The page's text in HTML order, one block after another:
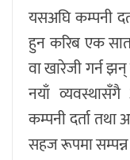
यसअघि कम्पनी
हुन करिब एक
वा खारेजी गर्न
नयाँ
कम्पनी दर्ता तथा
सहज रूपमा